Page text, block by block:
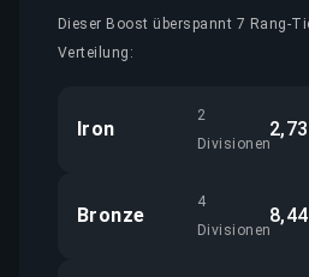
Dieser Boost überspannt 7 Rang-
Verteilung:
Iron
2
Divisionen
Bronze
4
Divisionen